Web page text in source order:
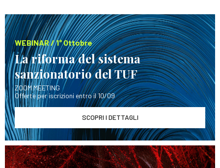
WEBINAR / 1° Ottobre
La riforma del sistema
sanzionatorio del TUF
ZOOM MEETING
Offerte per iscrizioni entro il 10/09
SCOPRI I DETTAGLI